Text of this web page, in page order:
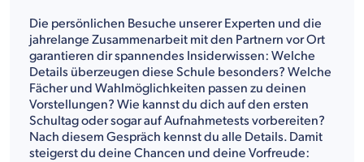
Die persönlichen Besuche unserer Experten und die
jahrelange Zusammenarbeit mit den Partnern vor Ort
garantieren dir spannendes Insiderwissen: Welche
Details überzeugen diese Schule besonders? Welche
Fächer und Wahlmöglichkeiten passen zu deinen
Vorstellungen? Wie kannst du dich auf den ersten
Schultag oder sogar auf Aufnahmetests vorbereiten?
Nach diesem Gespräch kennst du alle Details. Damit
steigerst du deine Chancen und deine Vorfreude: